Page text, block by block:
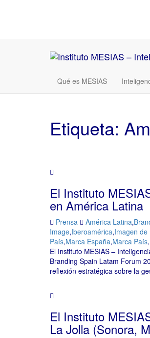
Qué es MESIAS
Etiqueta:
El Instituto
en América Latina
Prensa América Latina,
Image,Iberoamérica,Imagen de
País,Marca España,Marca País,
El Instituto MESIAS –
Branding Spain Latam Forum
reflexión estratégica sobre la
El Instituto
La Jolla (Sonora,